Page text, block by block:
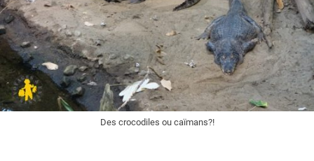
Des crocodiles ou caïmans?!